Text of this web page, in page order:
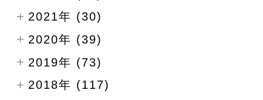
2021年 (30)
2020年 (39)
2019年 (73)
2018年 (117)